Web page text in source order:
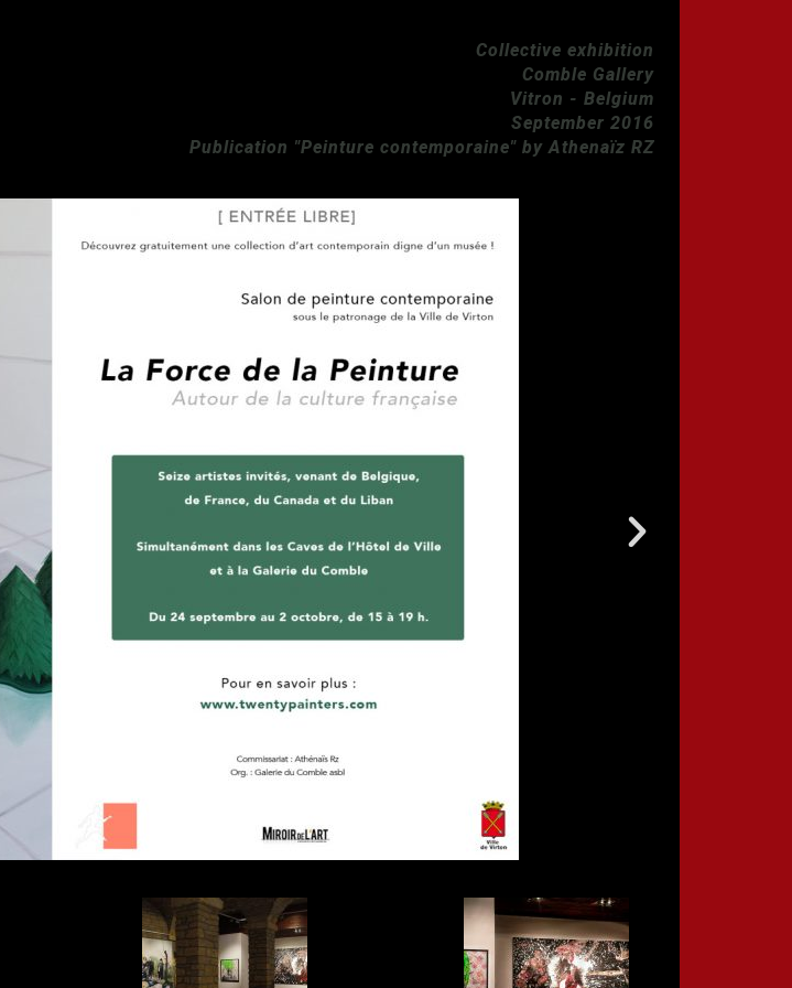
Collective exhibition
Comble Gallery
Vitron - Belgium
September 2016
Publication "Peinture contemporaine" by Athenaïz RZ